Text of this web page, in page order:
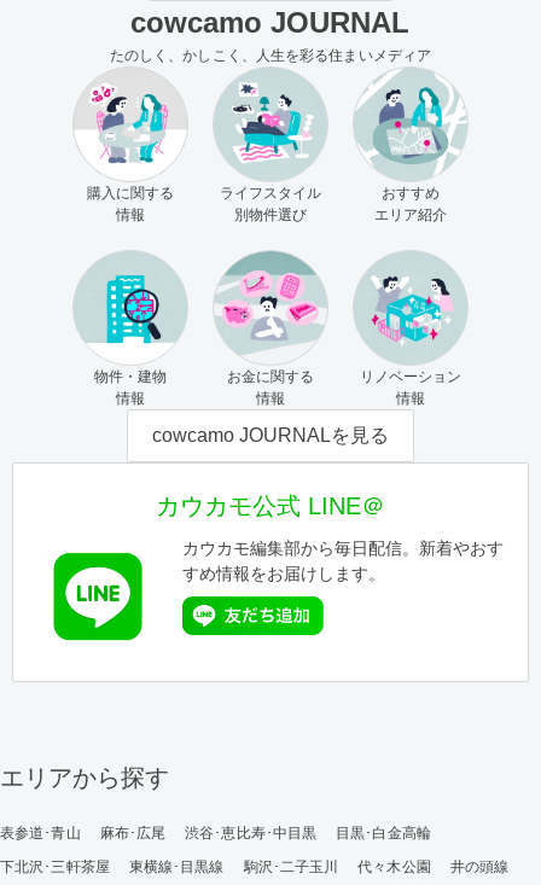
cowcamo JOURNAL
たのしく、かしこく、人生を彩る住まいメディア
購入に関する
情報
ライフスタイル
別物件選び
おすすめ
エリア紹介
物件・建物
情報
お金に関する
情報
リノベーション
情報
cowcamo JOURNALを見る
カウカモ公式 LINE＠
カウカモ編集部から毎日配信。新着やおす
すめ情報をお届けします。
エリアから探す
表参道･青山 麻布･広尾 渋谷･恵比寿･中目黒
目黒･白金高輪
下北沢･三軒茶屋
東横線･目黒線 駒沢･二子玉川 代々木公園
井の頭線